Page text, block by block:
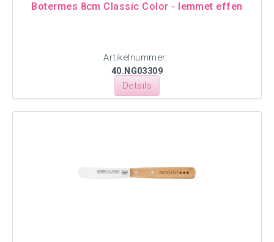
Botermes 8cm Classic Color - lemmet effen
Artikelnummer:
40.NG03309
Details